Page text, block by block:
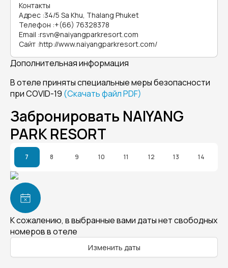
Контакты
Адрес :34/5 Sa Khu, Thalang Phuket
Телефон :+(66) 76328378
Email :rsvn@naiyangparkresort.com
Сайт :http://www.naiyangparkresort.com/
Дополнительная информация
В отеле приняты специальные меры безопасности
при COVID-19 (Скачать файл PDF)
Забронировать NAIYANG
PARK RESORT
7 8 9 10 11 12 13 14
К сожалению, в выбранные вами даты нет свободных
номеров в отеле
Изменить даты